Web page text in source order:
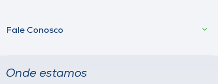
Fale Conosco
Onde estamos